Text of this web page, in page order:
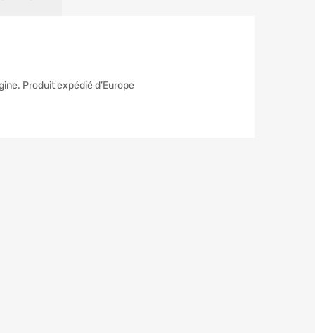
Produit expédié d’Europe